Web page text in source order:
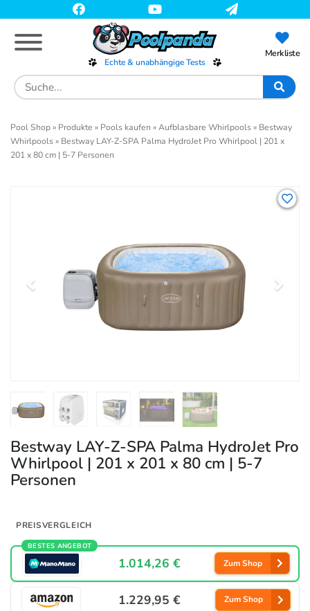
to
main
content
Echte & unabhängige Tests
Search
for:
Merkliste
Pool Shop» Produkte » Pools kaufen »Aufblasbare Whirlpools» Bestway
Whirlpools» Bestway LAY-Z-SPA Palma HydroJet Pro Whirlpool | 201 x
201 x 80 cm | 5-7 Personen
Bestway LAY-Z-SPA Palma HydroJet Pro
Whirlpool | 201 x 201 x 80 cm | 5-7
Personen
PREISVERGLEICH
BESTES ANGEBOT
1.014,26 € Zum Shop
1.229,95 € Zum Shop